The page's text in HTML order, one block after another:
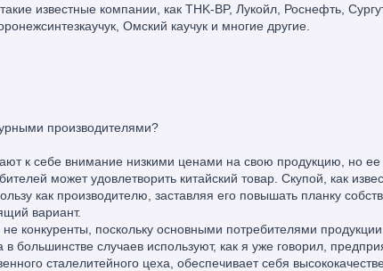
известные компании, как TНK-BP, Лукойл, Роснефть,
Омский каучук и многие другие.
производителями?
к себе внимание низкими ценами на свою продукцию, но ее
может удовлетворить китайский товар. Скупой, как
как производителю, заставляя его повышать планку
вариант.
конкуренты, поскольку основными потребителями продукции
случаев используют, как я уже говорил,
сталелитейного цеха, обеспечивает себя